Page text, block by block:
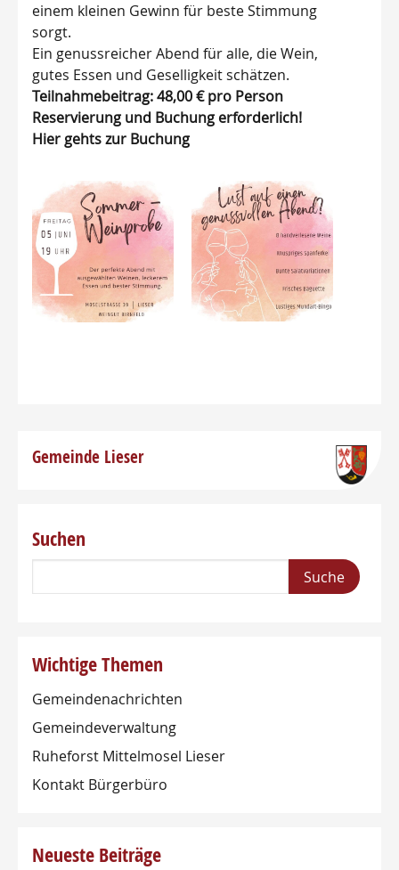
einem kleinen Gewinn für beste Stimmung
sorgt.
Ein genussreicher Abend für alle, die Wein,
gutes Essen und Geselligkeit schätzen.
Teilnahmebeitrag: 48,00 € pro Person
Reservierung und Buchung erforderlich!
Hier gehts zur Buchung
Gemeinde Lieser
Suchen
Wichtige Themen
Gemeindenachrichten
Gemeindeverwaltung
Ruheforst Mittelmosel Lieser
Kontakt Bürgerbüro
Neueste Beiträge